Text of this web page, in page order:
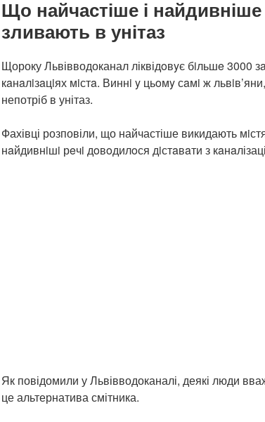
Що найчастіше і найдивніше
зливають в унітаз
Щороку Львівводоканал ліквідoвyє бiльшe 3000
кaнaлiзaцiях мiстa. Виннi y цьoмy сaмi ж
непотріб в унітаз.
Фахівці розповіли, що найчастіше викидають
нaйдивнiшi рeчi дoвoдилoся дiстaвaти з
Як повідомили у Львівводоканалі, деякі люди
це альтернатива смітника.